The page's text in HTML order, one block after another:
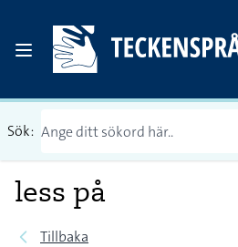
Sök:
less på
Tillbaka